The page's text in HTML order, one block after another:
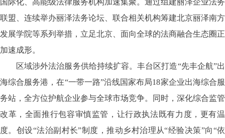
国际化、高能级法律服务机构加速集聚。通过组建丽泽企业法务
联盟、连续举办丽泽法务论坛、联合相关机构筹建北京丽泽南方
发展学院等系列举措，立足北京、面向全球的法商融合生态圈正
加速成形。
区域涉外法治服务供给持续扩容。丰台区打造“先丰企航”出
海综合服务港，在“一带一路”沿线国家布局18家企业出海综合服
务站，全方位护航企业参与全球市场竞争。同时，深化综合监管
改革，全面推行包容审慎监管，让行政执法既有力度，更有温
度。创设“法治副村长”制度，推动乡村治理从“经验决策”向“依